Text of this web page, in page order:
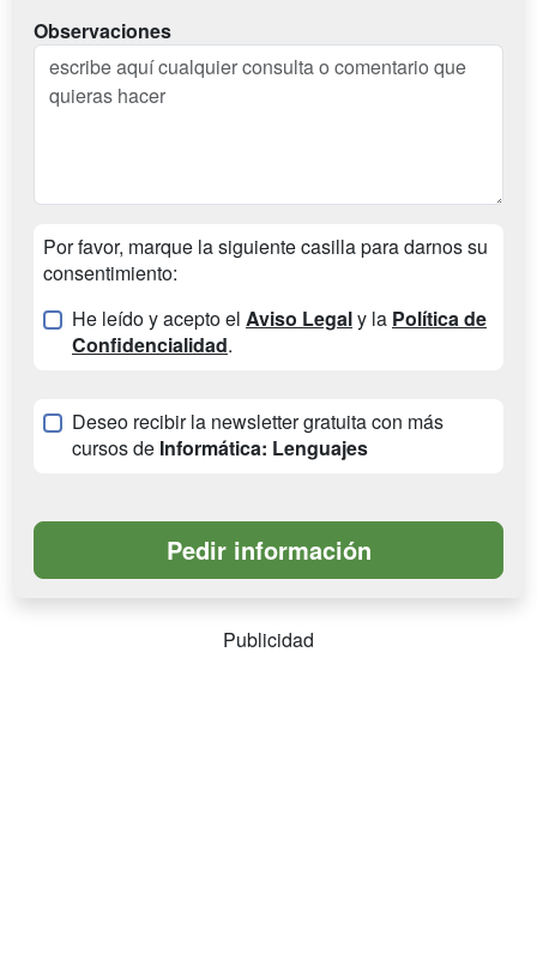
Observaciones
Por favor, marque la siguiente casilla para darnos su
consentimiento:
He leído y acepto el Aviso Legaly la Política de
Confidencialidad.
Deseo recibir la newsletter gratuita con más
cursos de Informática: Lenguajes
Publicidad